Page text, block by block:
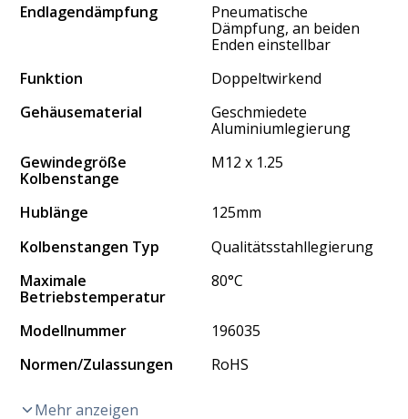
Endlagendämpfung
Pneumatische
Dämpfung, an beiden
Enden einstellbar
Funktion
Doppeltwirkend
Gehäusematerial
Geschmiedete
Aluminiumlegierung
Gewindegröße
Kolbenstange
M12 x 1.25
Hublänge
125mm
Kolbenstangen Typ
Qualitätsstahllegierung
Maximale
Betriebstemperatur
80°C
Modellnummer
196035
Normen/Zulassungen
RoHS
Mehr anzeigen